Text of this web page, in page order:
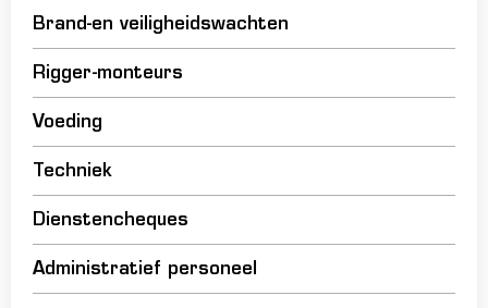
Brand-en veiligheidswachten
Rigger-monteurs
Voeding
Techniek
Dienstencheques
Administratief personeel